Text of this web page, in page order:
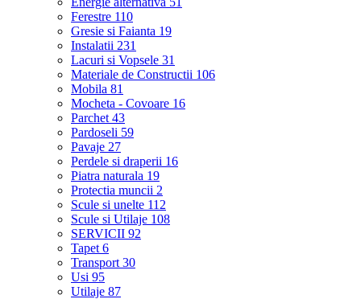
Ferestre 110
Gresie si Faianta 19
Instalatii 231
Lacuri si Vopsele 31
Materiale de Constructii 106
Mobila 81
Mocheta - Covoare 16
Parchet 43
Pardoseli 59
Pavaje 27
Perdele si draperii 16
Piatra naturala 19
Protectia muncii 2
Scule si unelte 112
Scule si Utilaje 108
SERVICII 92
Tapet 6
Transport 30
Usi 95
Utilaje 87